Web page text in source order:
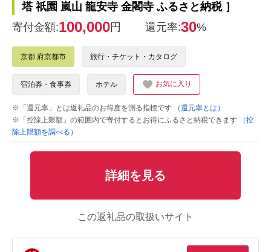
塔 祇園 嵐山 龍安寺 金閣寺 ふるさと納税 ］
寄付金額:100,000円 還元率:30%
京都 府京都市 旅行・チケット・カタログ
宿泊券・食事券 ホテル お気に入り
※「還元率」とは返礼品のお得度を測る指標です
（還元率とは）
※「控除上限額」の範囲内で寄付するとお得にふるさと納税できます
（控
除上限額を調べる）
詳細を見る
この返礼品の取扱いサイト